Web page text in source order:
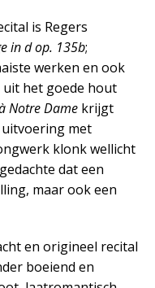
is Regers
in d op. 135b;
werken en ook
uit het goede hout
Notre Dame krijgt
met
klonk wellicht
dat een
maar ook een
en origineel recital
boeiend en